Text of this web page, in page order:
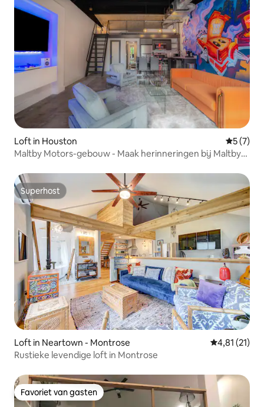
Loft in Houston
5 (7)
Maltby Motors-gebouw - Maak herinneringen bij Maltby
Superhost
Superhost
Loft in Neartown - Montrose Gemiddelde
4,81 (21)
Rustieke levendige loft in Montrose
Favoriet van gasten
Favoriet van gasten